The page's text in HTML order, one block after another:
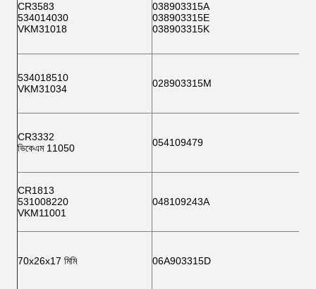
CR3583
534014030
VKM31018
038903315A
038903315E
038903315K
534018510
VKM31034
028903315M
CR3332
ভিকেএম 11050
054109479
CR1813
531008220
VKM11001
048109243A
70x26x17 মিমি 06A903315D